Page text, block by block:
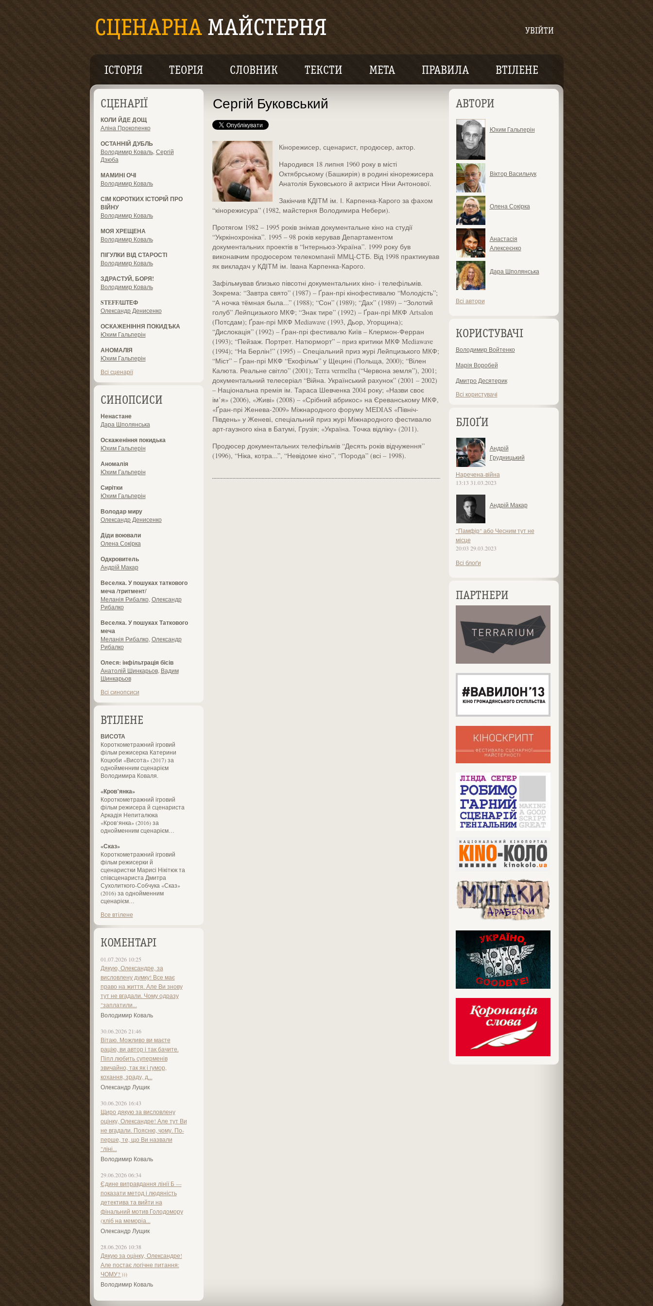
УВІЙТИ
ІСТОРІЯ ТЕОРІЯ СЛОВНИК ТЕКСТИ МЕТА ПРАВИЛА ВТІЛЕНЕ
СЦЕНАРІЇ
КОЛИ ЙДЕ ДОЩ
Аліна Прокопенко
ОСТАННІЙ ДУБЛЬ
Володимир Коваль, Сергій
Дзюба
МАМИНІ ОЧІ
Володимир Коваль
СІМ КОРОТКИХ ІСТОРІЙ ПРО
ВІЙНУ
Володимир Коваль
МОЯ ХРЕЩЕНА
Володимир Коваль
ПІГУЛКИ ВІД СТАРОСТІ
Володимир Коваль
ЗДРАСТУЙ, БОРЯ!
Володимир Коваль
STEFF/ШТЕФ
Олександр Денисенко
ОСКАЖЕНІННЯ ПОКИДѢКА
Юхим Гальперін
АНОМАЛІЯ
Юхим Гальперін
Всі сценарії
СИНОПСИСИ
Ненастане
Дара Шполянська
Оскаженіння покидька
Юхим Гальперін
Аномалія
Юхим Гальперін
Сирітки
Юхим Гальперін
Володар миру
Олександр Денисенко
Діди воювали
Олена Сокірка
Одкровитель
Андрій Макар
Веселка. У пошуках таткового
меча /тритмент/
Меланія Рибалко Олександр
Рибалко
Веселка. У пошуках Таткового
меча
Меланія Рибалко Олександр
Рибалко
Олеся: інфільтрація бісів
Анатолій Шинкарьов, Вадим
Шинкарьов
Всі синопсиси
ВТІЛЕНЕ
ВИСОТА
Короткометражний ігровий
фільм режисерка Катерини
Коцюби «Висота» (2017) за
однойменним сценарієм
Володимира Коваля.
«Кров’янка»
Короткометражний ігровий
фільм режисера й сценариста
Аркадія Непиталюка
«Кров’янка» (2016) за
однойменним сценарієм…
«Сказ»
Короткометражний ігровий
фільм режисерки й
сценаристки Марисі Нікітюк та
співсценариста Дмитра
Сухолиткого-Собчука «Сказ»
(2016) за однойменним
сценарієм…
Все втілене
КОМЕНТАРІ
01.07.2026 10:25
Дякую, Олександре, за
висловлену думку! Все має
право на життя. Але Ви знову
тут не вгадали. Чому одразу
"заплатили...
Володимир Коваль
30.06.2026 21:46
Вітаю. Можливо ви маєте
рацію, ви автор і так бачите.
Піпл любить суперменів
звичайно, так як і гумор,
кохання, зраду, д...
Олександр Лущик
30.06.2026 16:43
Щиро дякую за висловлену
оцінку, Олександре! Але тут Ви
не вгадали. Поясню, чому. По-
перше, те, що Ви назвали
"ліні...
Володимир Коваль
29.06.2026 06:34
Єдине виправдання лінії Б —
показати метод і людяність
детектива та вийти на
фінальний мотив Голодомору
(хліб на меморіа...
Олександр Лущик
28.06.2026 10:38
Дякую за оцінку, Олександре!
Але постає логічне питання:
ЧОМУ? )))
Володимир Коваль
АВТОРИ
Юхим Гальперін
Віктор Васильчук
Олена Сокірка
Анастасія
Алексеєнко
Дара Шполянська
Всі автори
КОРИСТУВАЧІ
Володимир Войтенко
Марія Воробей
Дмитро Десятерик
Всі користувачі
БЛОҐИ
Андрій
Грудницький
Наречена-війна
13:13 31.03.2023
Андрій Макар
"Памфір" або Чесним тут не
місце
20:03 29.03.2023
Всі блоґи
ПАРТНЕРИ
Сергій Буковський
Кінорежисер, сценарист, продюсер, актор.
Народився 18 липня 1960 року в місті
Октябрському (Башкирія) в родині кінорежисера
Анатолія Буковського й актриси Ніни Антонової.
Закінчив КДІТМ ім. І. Карпенка-Карого за фахом
“кінорежисура” (1982, майстерня Володимира Небери).
Протягом 1982 – 1995 років знімав документальне кіно на студії
“Укркінохроніка”. 1995 – 98 років керував Департаментом
документальних проектів в “Інтерньюз-Україна”. 1999 року був
виконавчим продюсером телекомпанії ММЦ-СТБ. Від 1998 практикував
як викладач у КДІТМ ім. Івана Карпенка-Карого.
Зафільмував близько півсотні документальних кіно- і телефільмів.
Зокрема: “Завтра свято” (1987) – Ґран-прі кінофестивалю “Молодість”;
“А ночка тёмная была...” (1988); “Сон” (1989); “Дах” (1989) – “Золотий
голуб” Лейпцизького МКФ; “Знак тире” (1992) – Ґран-прі МКФ Artsalon
(Потсдам); Ґран-прі МКФ Mediawave (1993, Дьор, Угорщина);
“Дислокація” (1992) – Ґран-прі фестивалю Київ – Клермон-Ферран
(1993); “Пейзаж. Портрет. Натюрморт” – приз критики МКФ Mediawave
(1994); “На Берлін!” (1995) – Спеціальний приз журі Лейпцизького МКФ;
“Міст” – Ґран-прі МКФ “Екофільм” у Щецині (Польща, 2000); “Вілен
Калюта. Реальне світло” (2001); Terra vermelha (“Червона земля”), 2001;
документальний телесеріал “Війна. Український рахунок” (2001 – 2002)
– Національна премія ім. Тараса Шевченка 2004 року; «Назви своє
ім’я» (2006), «Живі» (2008) – «Срібний абрикос» на Єреванському МКФ,
«Ґран-прі Женева-2009» Міжнародного форуму MЕDIAS «Північ-
Південь» у Женевi, спеціальний приз журі Міжнародного фестивалю
арт-гаузного кіна в Батумі, Грузія; «Україна. Точка відліку» (2011).
Продюсер документальних телефільмів “Десять років відчуження”
(1996), “Ніка, котра...”, “Невідоме кіно”, “Порода” (всі – 1998).